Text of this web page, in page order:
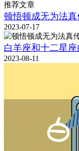
推荐文章
顿悟顿成无为法真
2023-07-17
白羊座和十二星
2023-08-11